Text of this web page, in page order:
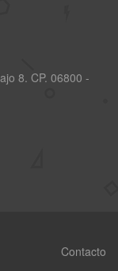
8. CP. 06800 -
Contacto